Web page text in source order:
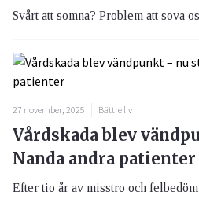
Svårt att somna? Problem att sova
27 november, 2025 Bättre liv
Vårdskada blev
Nanda andra patienter
Efter tio år av misstro och